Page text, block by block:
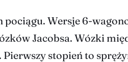
Wersje 6-
Jacobsa. Wózki
stopień to